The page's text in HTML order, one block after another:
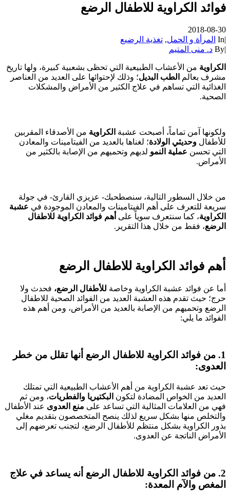
فوائد الكراوية للاطفال الرضع
2018-08-30
|
In المرأة و الحمل, تغذية الرضيع
|
By د. منى المتيم
الكراوية من الأعشاب الطبيعية التي تحظى بشعبية كبيرة، ولها تاريخ
مشرف بعالم
الطب البديل؛ وذلك لإحتوائها على العديد من العناصر
الغذائية التي تساهم في علاج الكثير من الأمراض والمشكلات
الصحية.
ولكونها آمن تماماً، أصبحت عشبة الكراوية من الأصدقاء المقربين
للأطفال وحديثي الولادة؛ لغناها بالعديد من الفيتامينات والمعادن
التي تحسن عملية النمو لديهم وتحميهم من الإصابة بالكثير من
الأمراض.
من خلال السطور التالية، سنصطحبك- عزيزي القارئ- في جولة
سريعة للتعرف على أهم الفيتامينات والمعادن الموجودة في عشبة
الكراوية، كما سنتعرف سوياً على أهم فوائد الكراوية للاطفال
الرضع، فقط من خلال هذا التقرير.
أهم فوائد الكراوية للاطفال الرضع
أما عن فوائد عشبة الكراوية وخاصة للأطفال الرضع، فحدث ولا
حرج؛ حيث تقدم هذه العشبة العديد من الفوائد الصحية للاطفال
الرضع وتحميهم من الإصابة بالعديد من الأمراض، ومن أهم هذه
الفوائد ما يلي:
1. من فوائد الكراوية للاطفال الرضع أنها تقلل من خطر
العدوى:
حيث تعد عشبة الكراوية من أهم الأعشاب الطبيعية التي تمتلك
العديد من الخواص المضادة لتكون البكتيريا والفطريات، ومن ثم
فهي من العلامات المثالية التي تساعد على منع العدوى عند الأطفال
والتخلص منها بشكل سريع لذلك ينصح المتخصصون بتقديم مغلي
بذور الكراوية بشكل منتظم للأطفال الرضع، لتجنب تعرضهم إلى
الأمراض الناتجة عن العدوى.
2. من فوائد الكراوية للاطفال الرضع أنه يساعد في علاج
المغص والآم المعدة: